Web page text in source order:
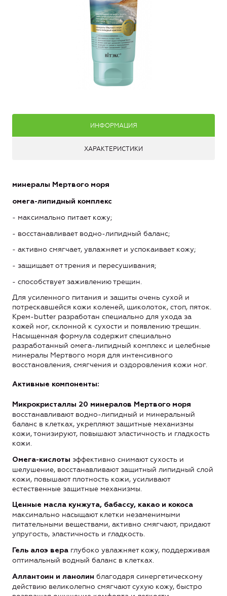
ИНФОРМАЦИЯ
ХАРАКТЕРИСТИКИ
минералы Мертвого моря
омега-липидный комплекс
- максимально питает кожу;
- восстанавливает водно-липидный баланс;
- активно смягчает, увлажняет и успокаивает кожу;
- защищает от трения и пересушивания;
- способствует заживлению трещин.
Для усиленного питания и защиты очень сухой и
потрескавшейся кожи коленей, щиколоток, стоп, пяток.
Крем-butter разработан специально для ухода за
кожей ног, склонной к сухости и появлению трещин.
Насыщенная формула содержит специально
разработанный омега-липидный комплекс и целебные
минералы Мертвого моря для интенсивного
восстановления, смягчения и оздоровления кожи ног.
Активные компоненты:
Микрокристаллы 20 минералов Мертвого моря
восстанавливают водно-липидный и минеральный
баланс в клетках, укрепляют защитные механизмы
кожи, тонизируют, повышают эластичность и гладкость
кожи.
Омега-кислоты эффективно снимают сухость и
шелушение, восстанавливают защитный липидный слой
кожи, повышают плотность кожи, усиливают
естественные защитные механизмы.
Ценные масла кунжута, бабассу, какао и кокоса
максимально насыщают клетки незаменимыми
питательными веществами, активно смягчают, придают
упругость, эластичность и гладкость.
Гель алоэ вера глубоко увлажняет кожу, поддерживая
оптимальный водный баланс в клетках.
Аллантоин и ланолин благодаря синергетическому
действию великолепно смягчают сухую кожу, быстро